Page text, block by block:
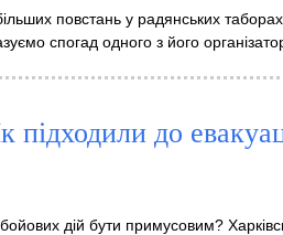
повстань у радянських
спогад одного з його
підходили до
дій бути примусовим?